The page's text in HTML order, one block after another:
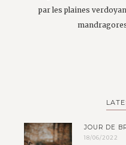
par les plaines
JOUR DE
18/06/2022